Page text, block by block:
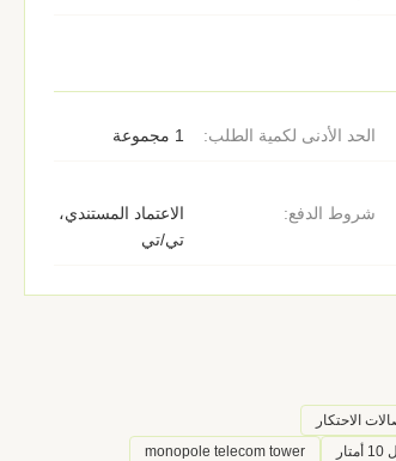
الحد الأدنى لكمية الطلب: 1 مجموعة
شروط الدفع:
الاعتماد المستندي،
تي/تي
الاحتكار
monopole telecom tower